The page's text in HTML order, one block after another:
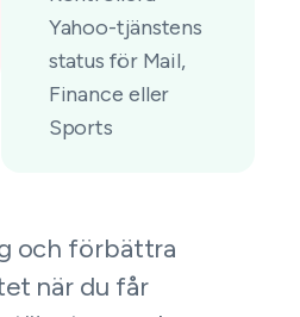
Yahoo-tjänstens
status för Mail,
Finance eller
Sports
och förbättra
när du får